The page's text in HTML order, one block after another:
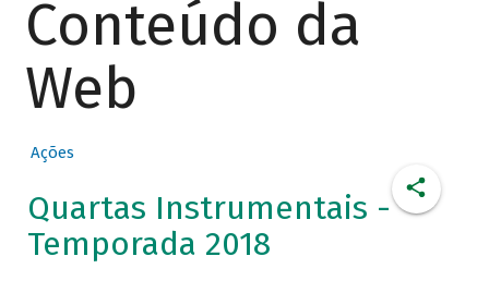
Conteúdo da
Web
Ações
Quartas Instrumentais -
Temporada 2018